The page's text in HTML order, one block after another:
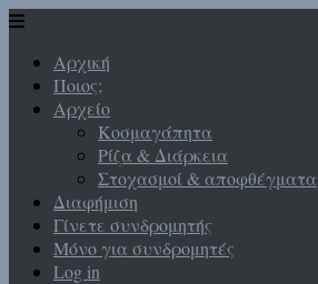
Αρχική
Ποιος;
Αρχείο
Κοσμαγάπητα
Ρίζα & Διάρκεια
Στοχασμοί & αποφθέγματα
Διαφήμιση
Γίνετε συνδρομητής
Μόνο για συνδρομητές
Log in